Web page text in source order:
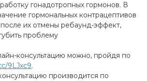
гонадотропных гормонов. В
гормональных контрацептивов
их отмены ребаунд-эффект,
проблему
консультацию можно, пройдя по
9LJxc9.
производится по